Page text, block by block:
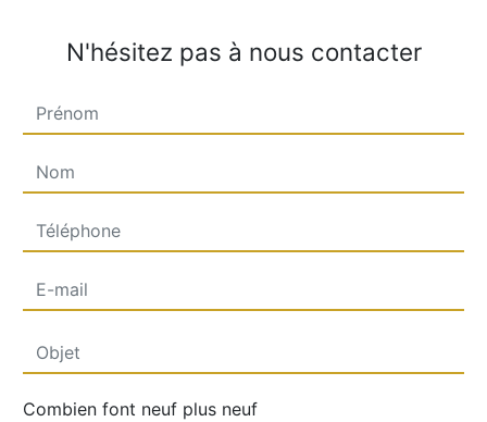
N'hésitez pas à nous contacter
Combien font neuf plus neuf